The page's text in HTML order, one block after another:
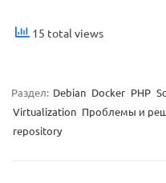
15 total views
Раздел: Debian Docker PHP
Virtualization Проблемы и
repository